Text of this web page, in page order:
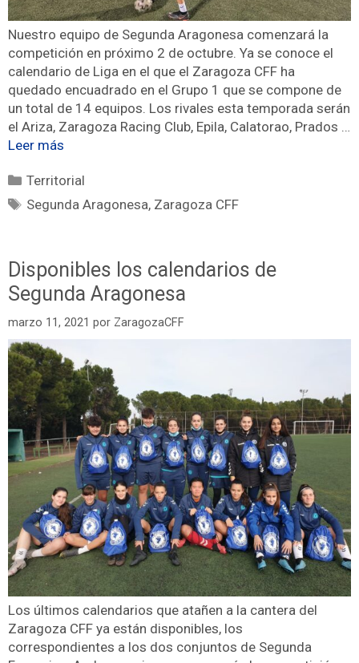
Nuestro equipo de Segunda Aragonesa comenzará la
competición en próximo 2 de octubre. Ya se conoce el
calendario de Liga en el que el Zaragoza CFF ha
quedado encuadrado en el Grupo 1 que se compone de
un total de 14 equipos. Los rivales esta temporada serán
el Ariza, Zaragoza Racing Club, Epila, Calatorao, Prados …
Leer más
Territorial
Segunda Aragonesa, Zaragoza CFF
Disponibles los calendarios de
Segunda Aragonesa
marzo 11, 2021 por ZaragozaCFF
Los últimos calendarios que atañen a la cantera del
Zaragoza CFF ya están disponibles, los
correspondientes a los dos conjuntos de Segunda